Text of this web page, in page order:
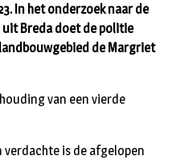
In het onderzoek naar de
uit Breda doet de politie
de Margriet
van een vierde
verdachte is de afgelopen